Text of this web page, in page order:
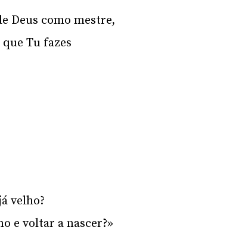
Deus como mestre,
Tu fazes
velho?
e voltar a nascer?»